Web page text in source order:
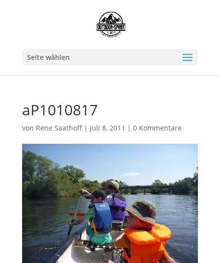
Seite wählen
aP1010817
von Rene Saathoff| Juli 8, 2011 | 0 Kommentare